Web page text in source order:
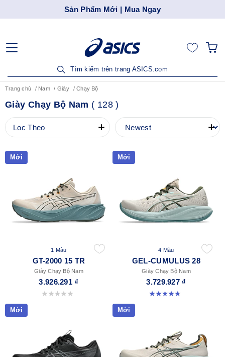
Sản Phẩm Mới | Mua Ngay
Tìm kiếm trên trang ASICS.com
Trang chủ Nam Giày Chạy Bộ
Giày Chạy Bộ Nam ( 128)
Lọc Theo
Mới
1 Màu
GT-2000 15 TR
Giày Chạy Bộ Nam
3.926.291 ₫
0.0 trong số 5 sao.
Mới
4 Màu
GEL-CUMULUS 28
Giày Chạy Bộ Nam
3.729.927 ₫
4.8 trong số 5 sao. 84 đánh giá
Mới Mới